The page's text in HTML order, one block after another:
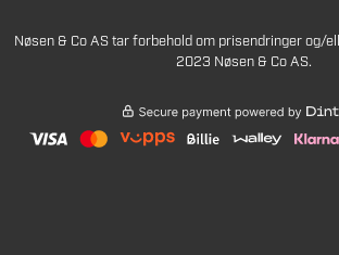
Nøsen & Co AS tar forbehold om prisendringer og/
2023 Nøsen & Co AS.